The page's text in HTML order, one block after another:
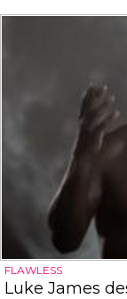
FLAWLESS
Luke James